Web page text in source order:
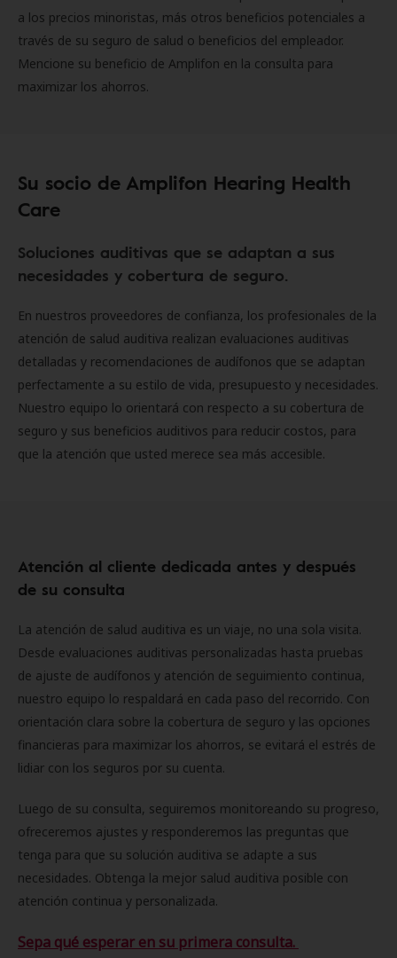
a los precios minoristas, más otros beneficios potenciales a
través de su seguro de salud o beneficios del empleador.
Mencione su beneficio de Amplifon en la consulta para
maximizar los ahorros.
Su socio de Amplifon Hearing Health
Care
Soluciones auditivas que se adaptan a sus
necesidades y cobertura de seguro.
En nuestros proveedores de confianza, los profesionales de la
atención de salud auditiva realizan evaluaciones auditivas
detalladas y recomendaciones de audífonos que se adaptan
perfectamente a su estilo de vida, presupuesto y necesidades.
Nuestro equipo lo orientará con respecto a su cobertura de
seguro y sus beneficios auditivos para reducir costos, para
que la atención que usted merece sea más accesible.
Atención al cliente dedicada antes y después
de su consulta
La atención de salud auditiva es un viaje, no una sola visita.
Desde evaluaciones auditivas personalizadas hasta pruebas
de ajuste de audífonos y atención de seguimiento continua,
nuestro equipo lo respaldará en cada paso del recorrido. Con
orientación clara sobre la cobertura de seguro y las opciones
financieras para maximizar los ahorros, se evitará el estrés de
lidiar con los seguros por su cuenta.
Luego de su consulta, seguiremos monitoreando su progreso,
ofreceremos ajustes y responderemos las preguntas que
tenga para que su solución auditiva se adapte a sus
necesidades. Obtenga la mejor salud auditiva posible con
atención continua y personalizada.
Sepa qué esperar en su primera consulta.